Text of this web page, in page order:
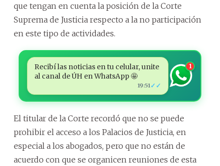
que tengan en cuenta la posición de la Corte
Suprema de Justicia respecto a la no participación
en este tipo de actividades.
Recibí las noticias en tu celular, unite
al canal de ÚH en WhatsApp 🤩
19:51 ✓✓
1
El titular de la Corte recordó que no se puede
prohibir el acceso a los Palacios de Justicia, en
especial a los abogados, pero que no están de
acuerdo con que se organicen reuniones de esta